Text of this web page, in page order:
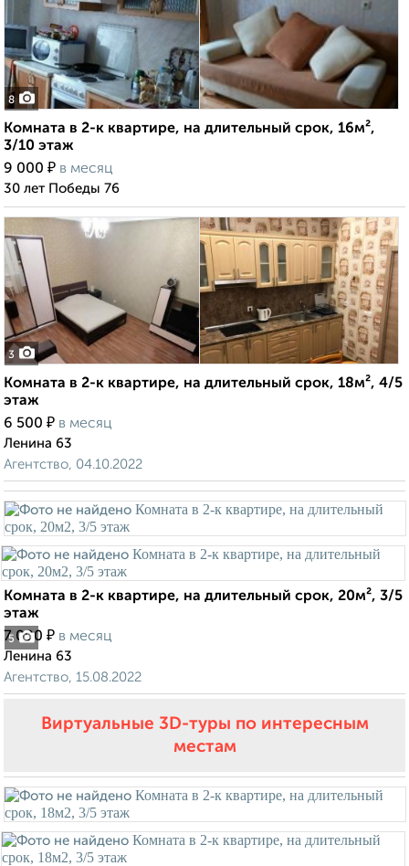
8
Комната в 2-к квартире, на длительный срок, 16м²,
3/10 этаж
9 000 ₽ в месяц
30 лет Победы 76
3
Комната в 2-к квартире, на длительный срок, 18м², 4/5
этаж
6 500 ₽ в месяц
Ленина 63
Агентство, 04.10.2022
5
Комната в 2-к квартире, на длительный срок, 20м², 3/5
этаж
7 000 ₽ в месяц
Ленина 63
Агентство, 15.08.2022
Виртуальные 3D-туры по интересным
местам